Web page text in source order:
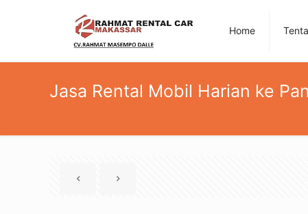
Home
Jasa Rental Mobil Harian ke